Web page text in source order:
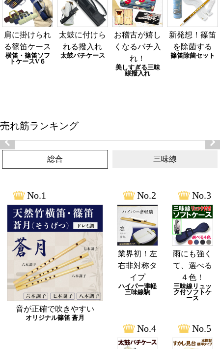
肩に掛けられ
る篠笛ケース
横笛・篠笛ソフ
トケースV６
太鼓に付けら
れる撥入れ
太鼓バチケース
お稽古が嬉し
くなるバチ入
れ！
美しすぎる三味
線撥入れ
新発想！篠笛
を除菌する
篠笛除菌セット
売れ筋ランキング
総合 三味線
音が正確で吹きやすい
オリジナル篠笛 蒼月
業界初！左
右非対称タ
イプ
ハイパー津軽
三味線駒
雨にも強く
て、選べる
４色！
三味線リュッ
ク付ソフトケ
ース